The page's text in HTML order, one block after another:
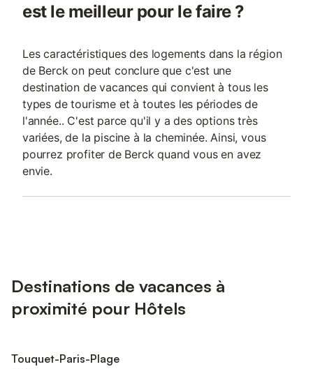
est le meilleur pour le faire ?
Les caractéristiques des logements dans la région
de Berck on peut conclure que c'est une
destination de vacances qui convient à tous les
types de tourisme et à toutes les périodes de
l'année.. C'est parce qu'il y a des options très
variées, de la piscine à la cheminée. Ainsi, vous
pourrez profiter de Berck quand vous en avez
envie.
Destinations de vacances à
proximité pour Hôtels
Touquet-Paris-Plage